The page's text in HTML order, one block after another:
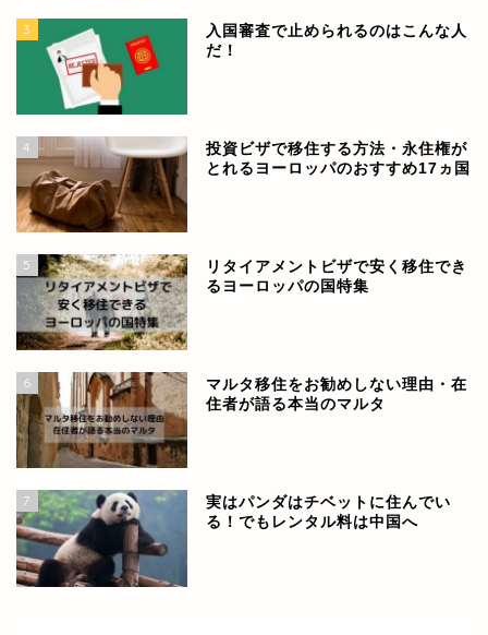
3
入国審査で止められるのはこんな人
だ！
4
投資ビザで移住する方法・永住権が
とれるヨーロッパのおすすめ17ヵ国
5
リタイアメントビザで安く移住でき
るヨーロッパの国特集
6
マルタ移住をお勧めしない理由・在
住者が語る本当のマルタ
7
実はパンダはチベットに住んでい
る！でもレンタル料は中国へ